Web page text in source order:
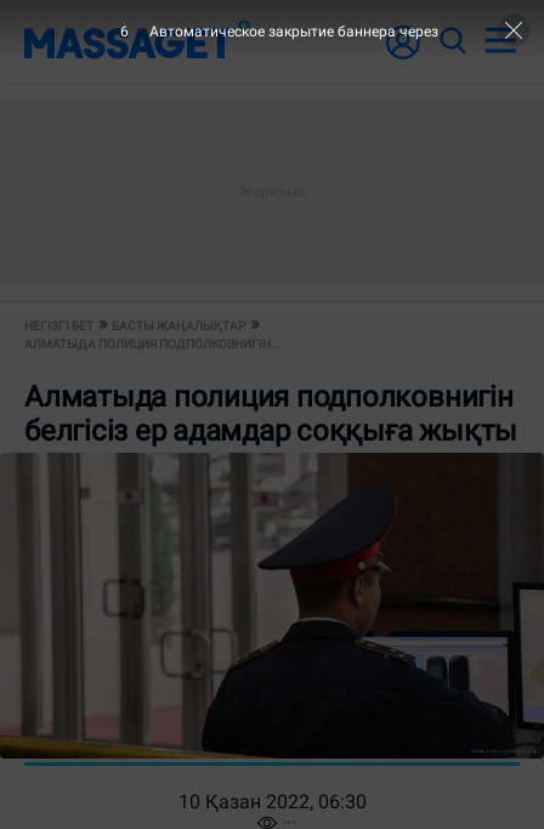
НЕГІЗГІ БЕТ
БАСТЫ ЖАҢАЛЫҚТАР
АЛМАТЫДА ПОЛИЦИЯ ПОДПОЛКОВНИГІН...
Алматыда полиция подполковнигін
белгісіз ер адамдар соққыға жықты
10 Қазан 2022, 06:30
6 Автоматическое закрытие баннера через